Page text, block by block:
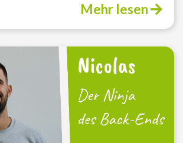
Mehr lesen